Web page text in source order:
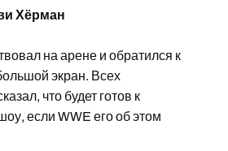
Хёрман
на арене и обратился к
экран. Всех
что будет готов к
если WWE его об этом